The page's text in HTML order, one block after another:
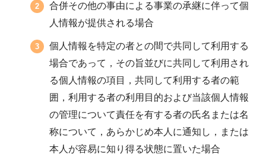
合併その他の事由による事業の承継に伴って個
人情報が提供される場合
個人情報を特定の者との間で共同して利用する
場合であって，その旨並びに共同して利用され
る個人情報の項目，共同して利用する者の範
囲，利用する者の利用目的および当該個人情報
の管理について責任を有する者の氏名または名
称について，あらかじめ本人に通知し，または
本人が容易に知り得る状態に置いた場合